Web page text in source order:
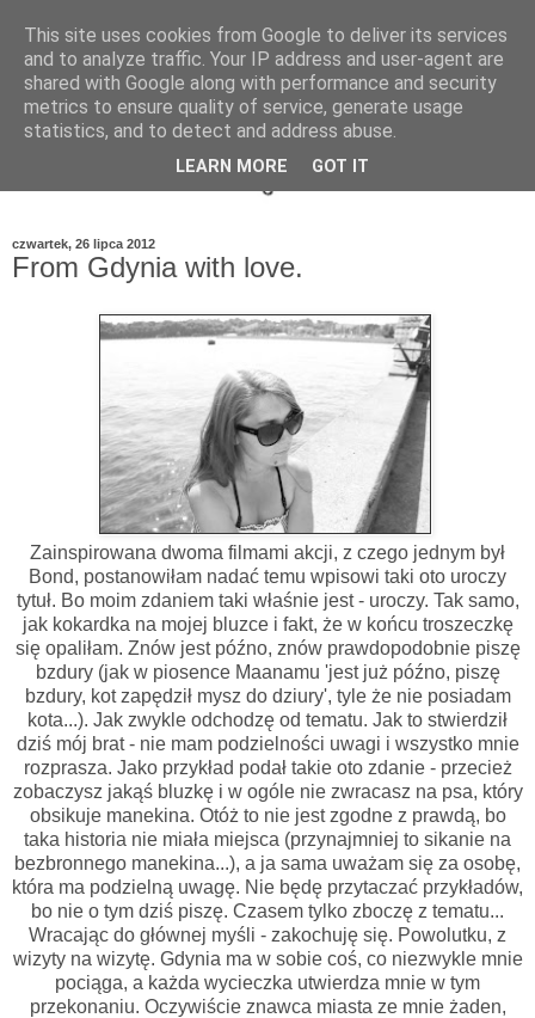
czwartek, 26 lipca 2012
From Gdynia with love.
Zainspirowana dwoma filmami akcji, z czego jednym był
Bond, postanowiłam nadać temu wpisowi taki oto uroczy
tytuł. Bo moim zdaniem taki właśnie jest - uroczy. Tak samo,
jak kokardka na mojej bluzce i fakt, że w końcu troszeczkę
się opaliłam. Znów jest późno, znów prawdopodobnie piszę
bzdury (jak w piosence Maanamu 'jest już późno, piszę
bzdury, kot zapędził mysz do dziury', tyle że nie posiadam
kota...). Jak zwykle odchodzę od tematu. Jak to stwierdził
dziś mój brat - nie mam podzielności uwagi i wszystko mnie
rozprasza. Jako przykład podał takie oto zdanie - przecież
zobaczysz jakąś bluzkę i w ogóle nie zwracasz na psa, który
obsikuje manekina. Otóż to nie jest zgodne z prawdą, bo
taka historia nie miała miejsca (przynajmniej to sikanie na
bezbronnego manekina...), a ja sama uważam się za osobę,
która ma podzielną uwagę. Nie będę przytaczać przykładów,
bo nie o tym dziś piszę. Czasem tylko zboczę z tematu...
Wracając do głównej myśli - zakochuję się. Powolutku, z
wizyty na wizytę. Gdynia ma w sobie coś, co niezwykle mnie
pociąga, a każda wycieczka utwierdza mnie w tym
przekonaniu. Oczywiście znawca miasta ze mnie żaden,
This site uses cookies from Google to deliver its services
and to analyze traffic. Your IP address and user-agent are
shared with Google along with performance and security
metrics to ensure quality of service, generate usage
statistics, and to detect and address abuse.
LEARN MORE GOT IT